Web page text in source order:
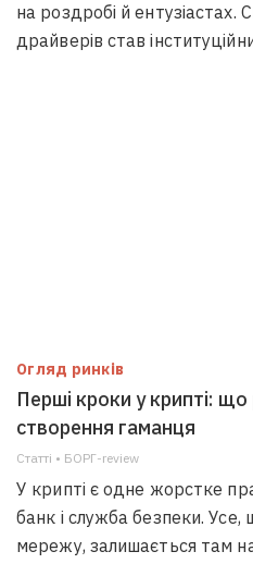
на роздробі й ентузіастах.
драйверів став
Огляд ринків
Перші кроки у крипті: що
створення гаманця
Статті • БОРГ-review
У крипті є одне жорстке
банк і служба безпеки.
мережу, залишається там